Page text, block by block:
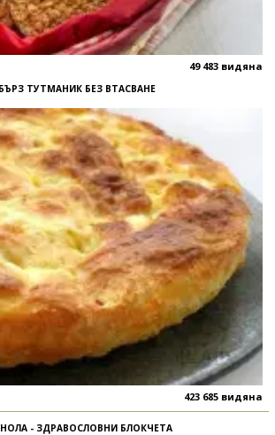
49 483 видяна
БЪРЗ ТУТМАНИК БЕЗ ВТАСВАНЕ
423 685 видяна
- ЗДРАВОСЛОВНИ БЛОКЧЕТА